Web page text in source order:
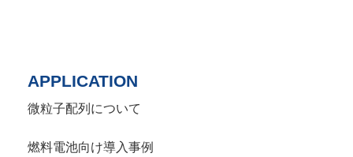
APPLICATION
微粒子配列について
燃料電池向け導入事例